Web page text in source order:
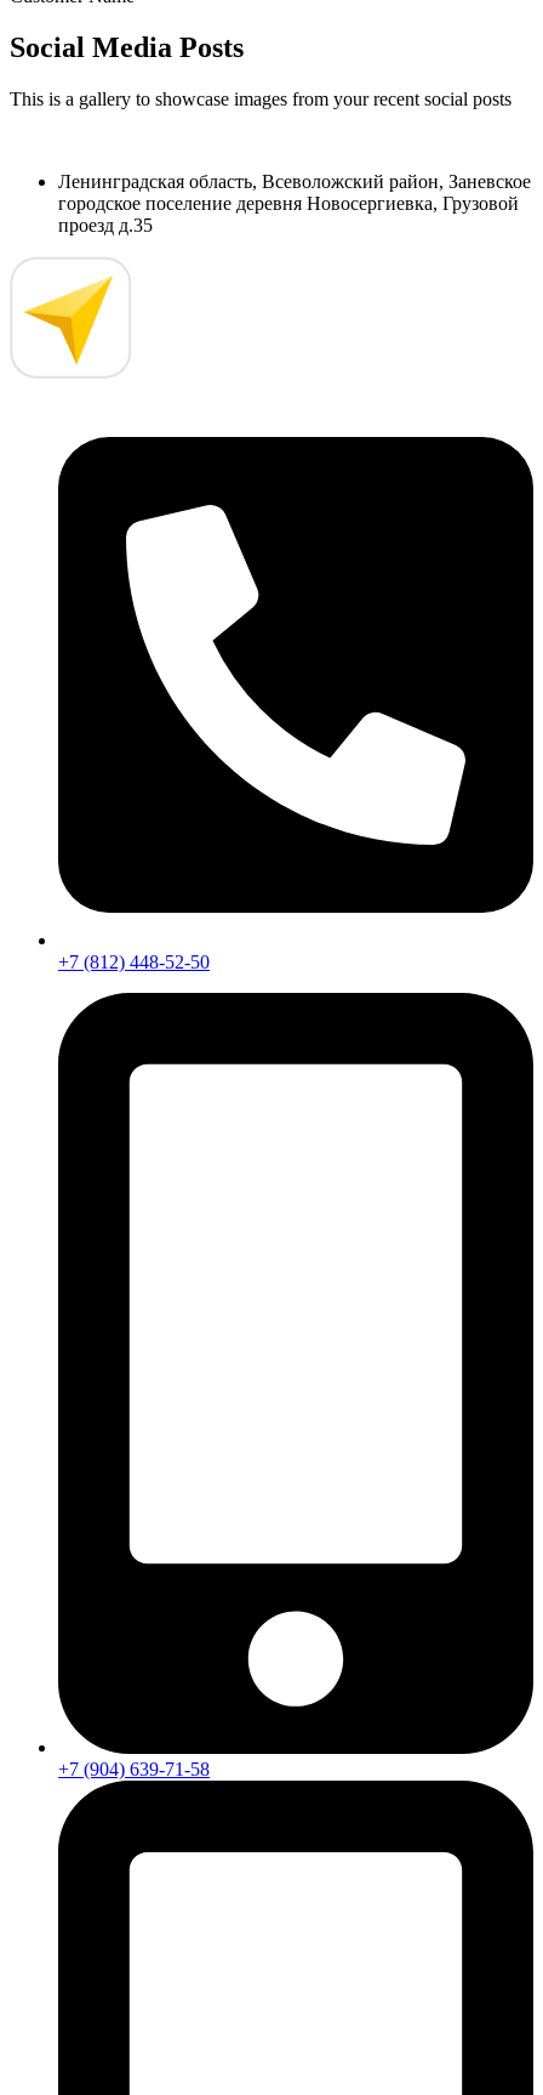
Social Media Posts
This is a gallery to showcase images from your recent social posts
Ленинградская область, Всеволожский район, Заневское
городское поселение деревня Новосергиевка, Грузовой
проезд д.35
+7 (812) 448-52-50
+7 (904) 639-71-58